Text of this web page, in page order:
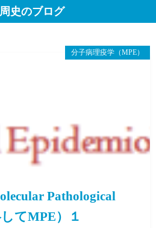
史のブログ
分子病理疫学（MPE）
Pathological
てMPE）１